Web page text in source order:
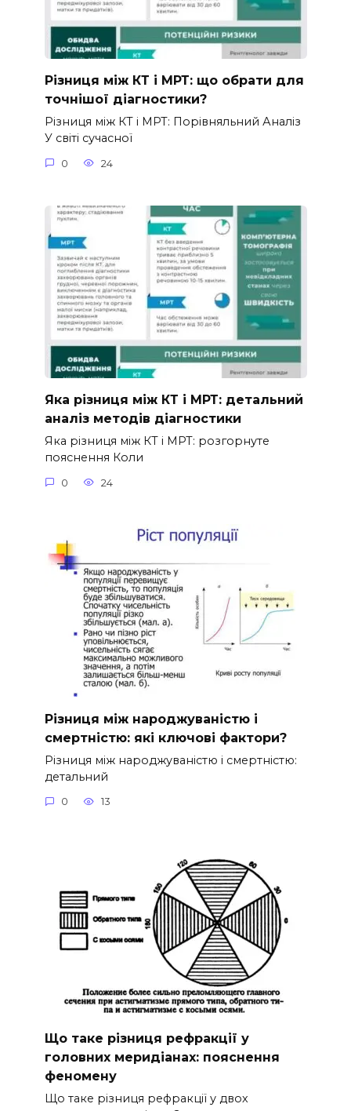
Різниця між КТ і МРТ: що обрати для
точнішої діагностики?
Різниця між КТ і МРТ: Порівняльний Аналіз
У світі сучасної
0 24
Яка різниця між КТ і МРТ: детальний
аналіз методів діагностики
Яка різниця між КТ і МРТ: розгорнуте
пояснення Коли
0 24
Різниця між народжуваністю і
смертністю: які ключові фактори?
Різниця між народжуваністю і смертністю:
детальний
0 13
Що таке різниця рефракції у
головних меридіанах: пояснення
феномену
Що таке різниця рефракції у двох